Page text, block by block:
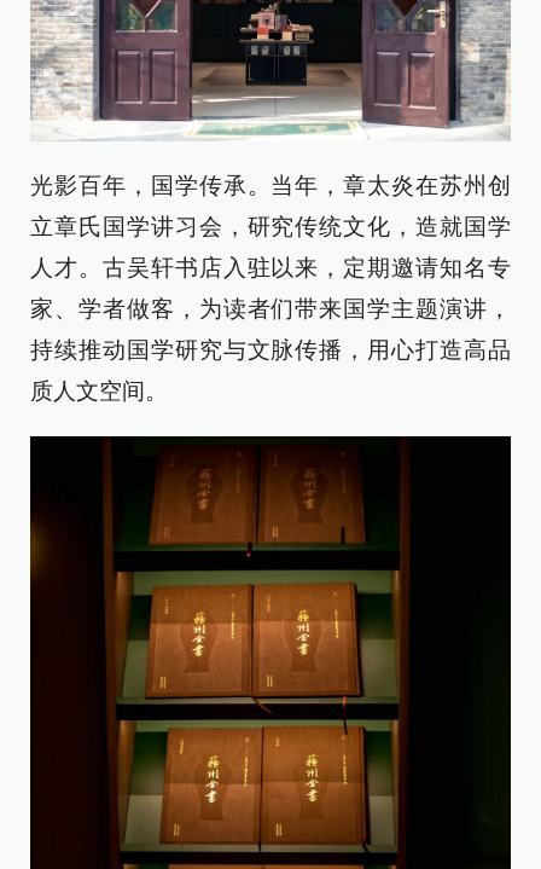
光影百年，国学传承。当年，章太炎在苏州创
立章氏国学讲习会，研究传统文化，造就国学
人才。古吴轩书店入驻以来，定期邀请知名专
家、学者做客，为读者们带来国学主题演讲，
持续推动国学研究与文脉传播，用心打造高品
质人文空间。